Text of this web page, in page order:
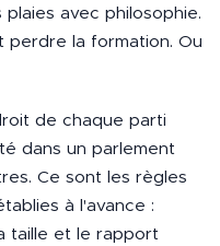
avec philosophie.
la formation. Ou
de chaque parti
dans un parlement
Ce sont les règles
à l'avance :
taille et le rapport